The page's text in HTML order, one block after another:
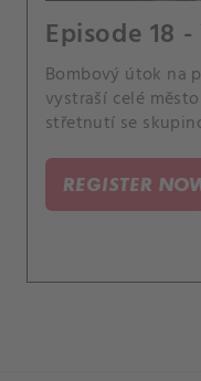
Episode 18
Bombový útok na
vystraší celé
střetnutí se
rozhodnutí, které
Tan udělá velký
REGISTER